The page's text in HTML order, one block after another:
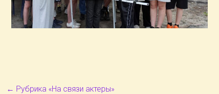
← Рубрика «На связи актеры»